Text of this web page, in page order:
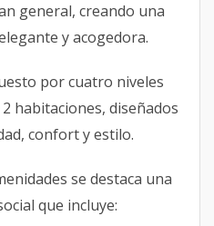
general, creando una
y acogedora.
por cuatro niveles
habitaciones, diseñados
confort y estilo.
se destaca una
que incluye: